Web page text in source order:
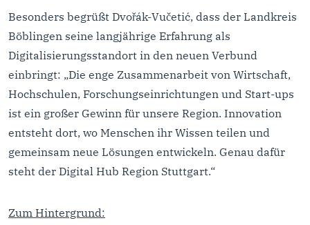
Besonders begrüßt Dvořák-Vučetić, dass der Landkreis
Böblingen seine langjährige Erfahrung als
Digitalisierungsstandort in den neuen Verbund
einbringt: „Die enge Zusammenarbeit von Wirtschaft,
Hochschulen, Forschungseinrichtungen und Start-ups
ist ein großer Gewinn für unsere Region. Innovation
entsteht dort, wo Menschen ihr Wissen teilen und
gemeinsam neue Lösungen entwickeln. Genau dafür
steht der Digital Hub Region Stuttgart.“
Zum Hintergrund: